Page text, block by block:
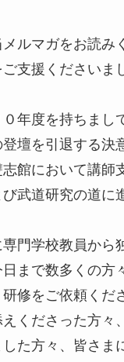
ルマガをお読み
支援くださいま
年度を持ちまし
壇を引退する決
館において講師
武道研究の道に
門学校教員から
まで数多くの方
修をご依頼くだ
くださった方々
た方々、皆さま